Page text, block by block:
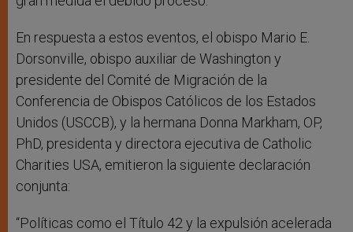
En respuesta a estos eventos, el obispo Mario E.
Dorsonville, obispo auxiliar de Washington y
presidente del Comité de Migración de la
Conferencia de Obispos Católicos de los Estados
Unidos (USCCB), y la hermana Donna Markham, OP,
PhD, presidenta y directora ejecutiva de Catholic
Charities USA, emitieron la siguiente declaración
conjunta:
“Políticas como el Título 42 y la expulsión acelerada